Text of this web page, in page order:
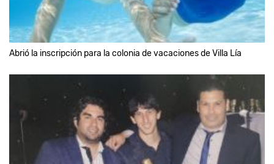
Abrió la inscripción para la colonia de vacaciones de Villa Lía